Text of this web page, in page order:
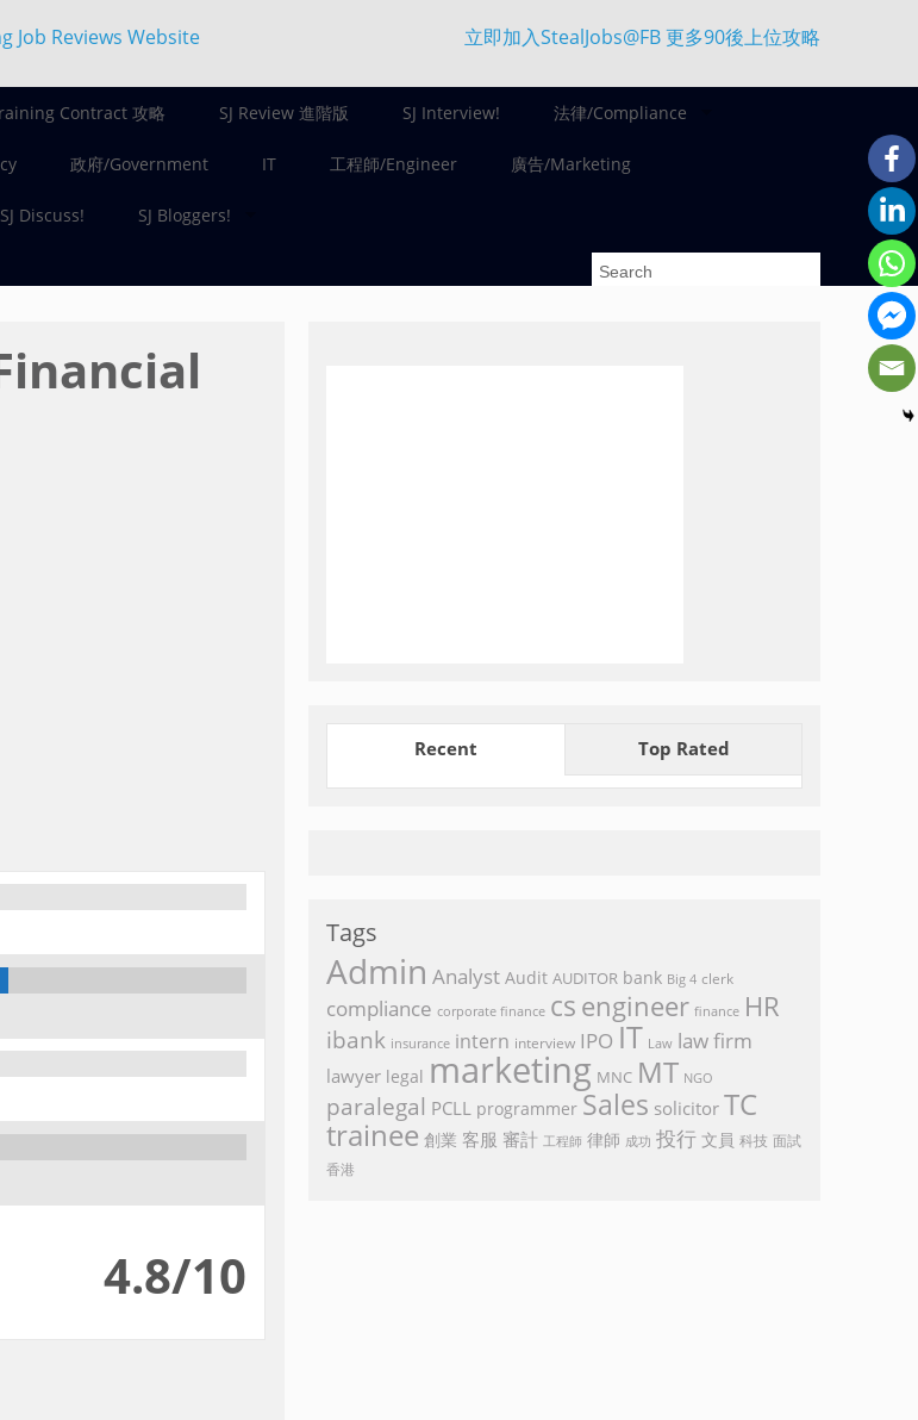
立即加入StealJobs@FB 更多90後上位攻略
Contract 攻略 SJ Review 進階版 SJ Interview! 法律/Compliance
政府/Government IT 工程師/Engineer 廣告/Marketing
SJ Discuss! SJ Bloggers!
4.8/10
Recent Top Rated
Tags
Admin Analyst Audit AUDITOR bank Big 4 clerk
compliance corporate finance cs engineer finance HR
ibank insurance intern interview IPO IT Law law firm
lawyer legal marketing MNC MT NGO
paralegal PCLL programmer Sales solicitor TC
trainee 創業 客服 審計 工程師 律師 成功 投行 文員 科技 面試
香港